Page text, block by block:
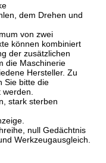
dem Drehen und
von zwei
können kombiniert
der zusätzlichen
die Maschinerie
Hersteller. Zu
Sie bitte die
stark sterben
null Gedächtnis
Werkzeugausgleich.